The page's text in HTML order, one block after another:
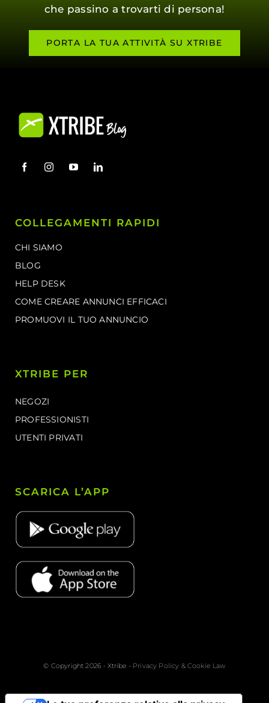
che passino a trovarti di persona!
PORTA LA TUA ATTIVITÀ SU XTRIBE
COLLEGAMENTI RAPIDI
CHI SIAMO
BLOG
HELP DESK
COME CREARE ANNUNCI EFFICACI
PROMUOVI IL TUO ANNUNCIO
XTRIBE PER
NEGOZI
PROFESSIONISTI
UTENTI PRIVATI
SCARICA L’APP
© Copyright 2026 • Xtribe • Privacy Policy & Cookie Law